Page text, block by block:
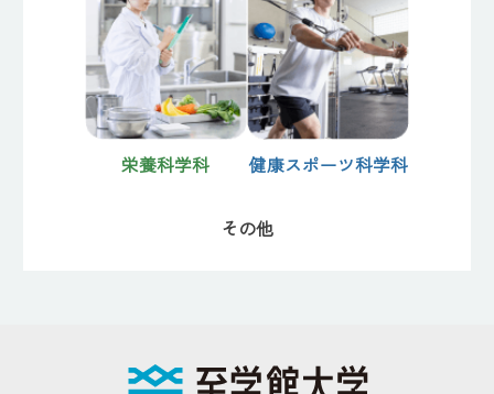
健康スポーツ科学科
栄養科学科
その他